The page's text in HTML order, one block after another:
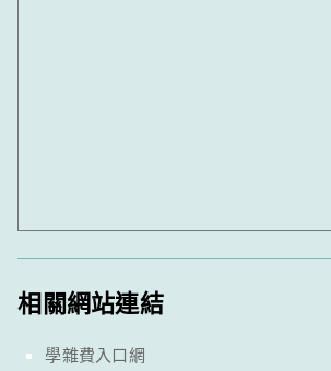
相關網站連結
學雜費入口網